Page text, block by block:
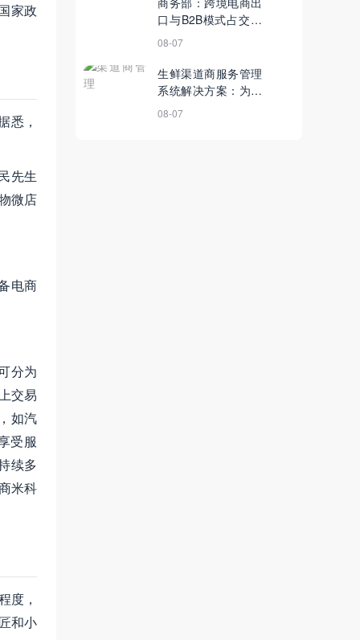
家政
悉，
先生
微店
电商
分为
交易
如汽
受服
续多
米科
度，
和小
口与B2B模式占交易
额7成；武汉农村电
710余个社区丨4月
13日【电商简讯】
08-07
生鲜渠道商服务管理
系统解决方案：为生
鲜企业渠道销售数字
08-07